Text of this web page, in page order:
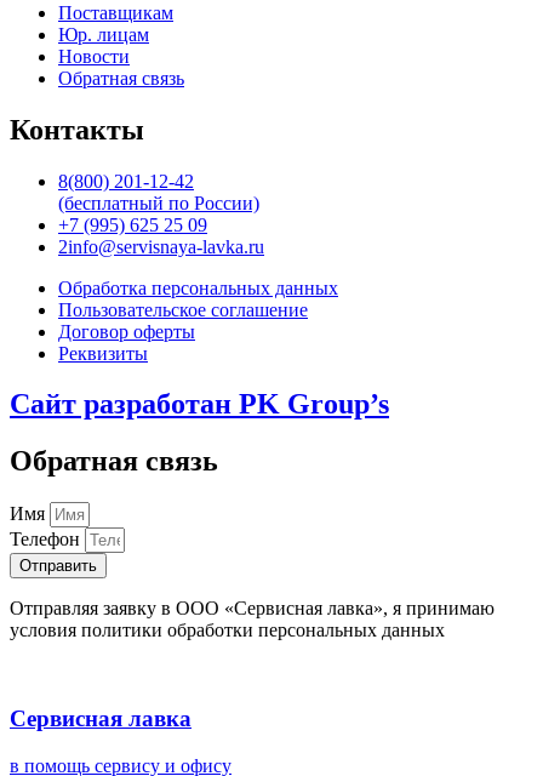
Поставщикам
Юр. лицам
Новости
Обратная связь
Контакты
8(800) 201-12-42
(бесплатный по России)
+7 (995) 625 25 09
2info@servisnaya-lavka.ru
Обработка персональных данных
Пользовательское соглашение
Договор оферты
Реквизиты
Сайт разработан PK Group’s
Обратная связь
Имя
Телефон
Отправить
Отправляя заявку в ООО «Сервисная лавка», я принимаю
условия политики обработки персональных данных
Сервисная лавка
в помощь сервису и офису